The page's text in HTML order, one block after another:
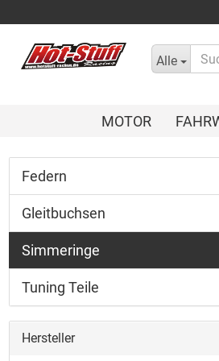
Alle
MOTOR
Federn
Gleitbuchsen
Simmeringe
Tuning Teile
Hersteller